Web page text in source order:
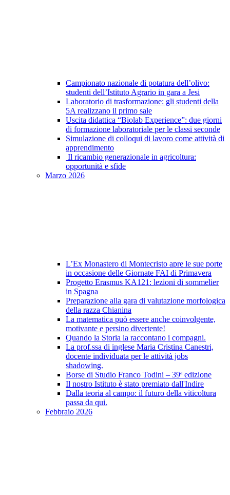
Campionato nazionale di potatura dell’olivo:
studenti dell’Istituto Agrario in gara a Jesi
Laboratorio di trasformazione: gli studenti della
5A realizzano il primo sale
Uscita didattica “Biolab Experience”: due giorni
di formazione laboratoriale per le classi seconde
Simulazione di colloqui di lavoro come attività di
apprendimento
Il ricambio generazionale in agricoltura:
opportunità e sfide
Marzo 2026
L’Ex Monastero di Montecristo apre le sue porte
in occasione delle Giornate FAI di Primavera
Progetto Erasmus KA121: lezioni di sommelier
in Spagna
Preparazione alla gara di valutazione morfologica
della razza Chianina
La matematica può essere anche coinvolgente,
motivante e persino divertente!
Quando la Storia la raccontano i compagni.
La prof.ssa di inglese Maria Cristina Canestri,
docente individuata per le attività jobs
shadowing.
Borse di Studio Franco Todini – 39ª edizione
Il nostro Istituto è stato premiato dall'Indire
Dalla teoria al campo: il futuro della viticoltura
passa da qui.
Febbraio 2026